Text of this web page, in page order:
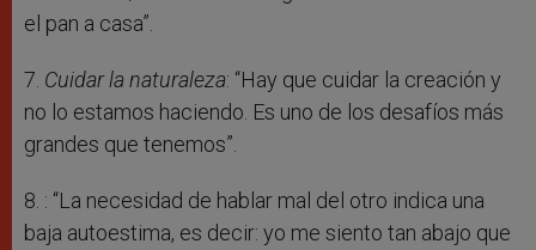
el pan a casa”.
7. Cuidar la naturaleza: “Hay que cuidar la creación y
no lo estamos haciendo. Es uno de los desafíos más
grandes que tenemos”.
8. : “La necesidad de hablar mal del otro indica una
baja autoestima, es decir: yo me siento tan abajo que